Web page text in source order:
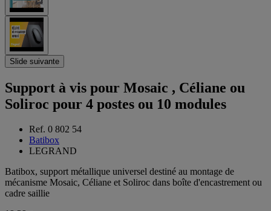
Slide suivante
Support à vis pour Mosaic , Céliane ou
Soliroc pour 4 postes ou 10 modules
Ref. 0 802 54
Batibox
LEGRAND
Batibox, support métallique universel destiné au montage de
mécanisme Mosaic, Céliane et Soliroc dans boîte d'encastrement ou
cadre saillie